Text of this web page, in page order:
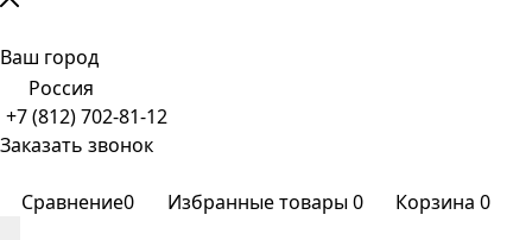
Ваш город
Россия
+7 (812) 702-81-12
Заказать звонок
Сравнение0 Избранные товары0 Корзина 0